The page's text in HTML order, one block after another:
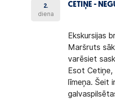
2.
diena
CETIŅE -
Ekskursijas
Maršruts
varēsiet
Esot Cetiņe,
līmeņa. Šeit